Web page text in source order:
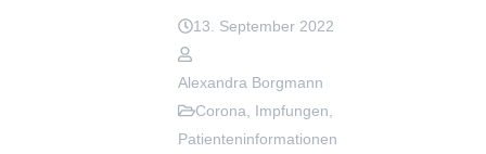
13. September 2022
Alexandra Borgmann
Corona
Impfungen
Patienteninformationen